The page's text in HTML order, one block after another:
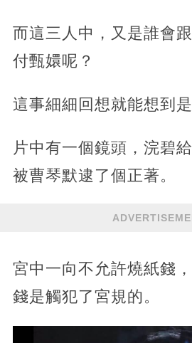
而這三人中，又是誰會
付甄嬛呢？
這事細細回想就能想到是
片中有一個鏡頭，浣碧
被曹琴默逮了個正著。
宮中一向不允許燒紙錢
錢是觸犯了宮規的。